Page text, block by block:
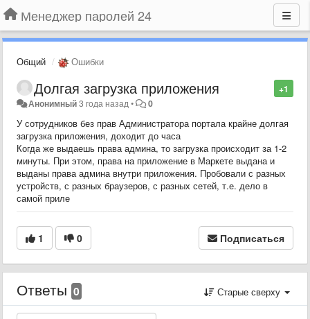
Менеджер паролей 24
Общий Ошибки
+1
Долгая загрузка приложения
Анонимный3 года назад • 0
У сотрудников без прав Администратора портала крайне долгая
загрузка приложения, доходит до часа
Когда же выдаешь права админа, то загрузка происходит за 1-2
минуты. При этом, права на приложение в Маркете выдана и
выданы права админа внутри приложения. Пробовали с разных
устройств, с разных браузеров, с разных сетей, т.е. дело в
самой приле
1 0 Подписаться
Ответы 0 Старые сверху